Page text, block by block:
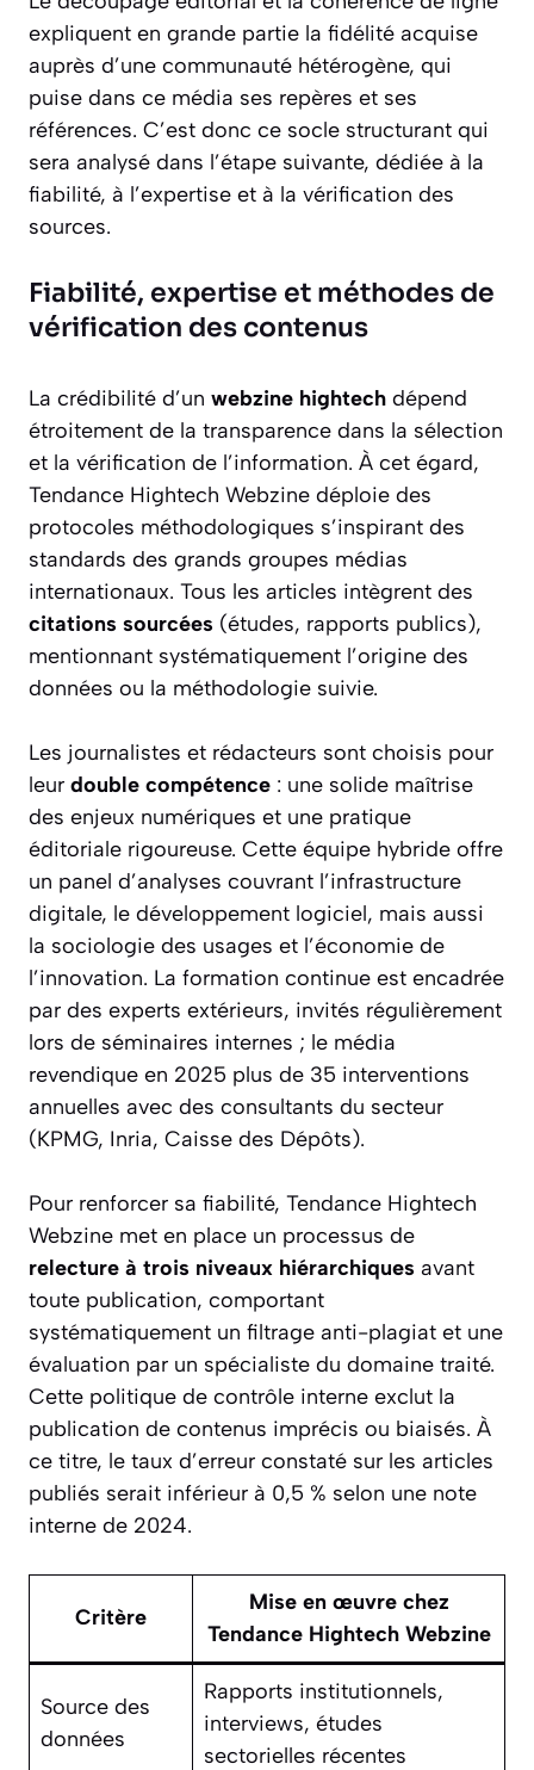
expliquent en grande partie la fidélité acquise
auprès d’une communauté hétérogène, qui
puise dans ce média ses repères et ses
références. C’est donc ce socle structurant qui
sera analysé dans l’étape suivante, dédiée à la
fiabilité, à l’expertise et à la vérification des
sources.
Fiabilité, expertise et méthodes de
vérification des contenus
La crédibilité d’un webzine hightech dépend
étroitement de la transparence dans la sélection
et la vérification de l’information. À cet égard,
Tendance Hightech Webzine déploie des
protocoles méthodologiques s’inspirant des
standards des grands groupes médias
internationaux. Tous les articles intègrent des
citations sourcées (études, rapports publics),
mentionnant systématiquement l’origine des
données ou la méthodologie suivie.
Les journalistes et rédacteurs sont choisis pour
leur double compétence : une solide maîtrise
des enjeux numériques et une pratique
éditoriale rigoureuse. Cette équipe hybride offre
un panel d’analyses couvrant l’infrastructure
digitale, le développement logiciel, mais aussi
la sociologie des usages et l’économie de
l’innovation. La formation continue est encadrée
par des experts extérieurs, invités régulièrement
lors de séminaires internes ; le média
revendique en 2025 plus de 35 interventions
annuelles avec des consultants du secteur
(KPMG, Inria, Caisse des Dépôts).
Pour renforcer sa fiabilité, Tendance Hightech
Webzine met en place un processus de
relecture à trois niveaux hiérarchiques avant
toute publication, comportant
systématiquement un filtrage anti-plagiat et une
évaluation par un spécialiste du domaine traité.
Cette politique de contrôle interne exclut la
publication de contenus imprécis ou biaisés. À
ce titre, le taux d’erreur constaté sur les articles
publiés serait inférieur à 0,5 % selon une note
interne de 2024.
Critère
Mise en œuvre chez
Tendance Hightech Webzine
Source des
données
Rapports institutionnels,
interviews, études
sectorielles récentes